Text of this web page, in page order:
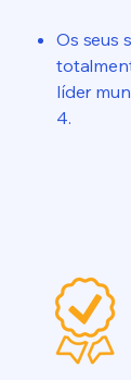
Os seus
líder
4.